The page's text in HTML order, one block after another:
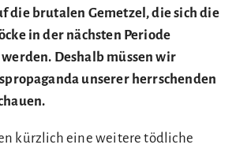
die brutalen Gemetzel, die sich die
in der nächsten Periode
Deshalb müssen wir
unserer herrschenden
kürzlich eine weitere tödliche